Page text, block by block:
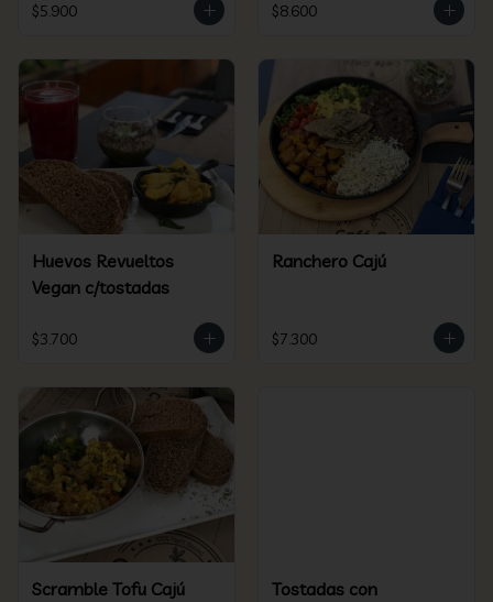
$5.900 $8.600
Huevos Revueltos
Vegan c/tostadas
$3.700
Ranchero Cajú
$7.300
Scramble Tofu Cajú
Tostadas con